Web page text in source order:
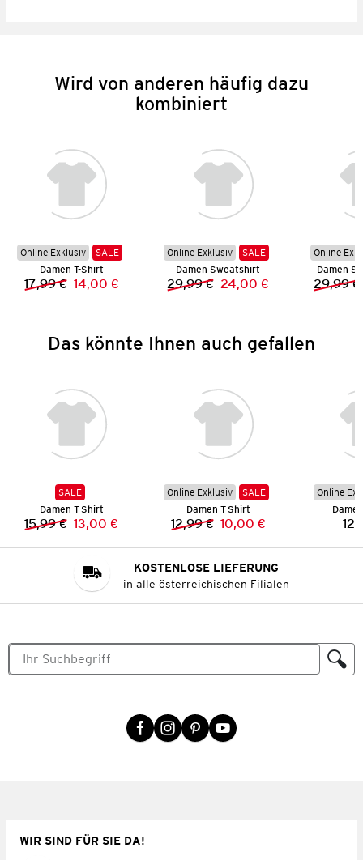
Wird von anderen häufig dazu
kombiniert
Online Exklusiv
SALE
Damen T-Shirt
Vorheriger Preis:
17,99 € Neuer Preis:
14,00 €
Online Exklusiv
SALE
Damen Sweatshirt
Vorheriger Preis:
29,99 € Neuer Preis:
24,00 €
Online
Damen
29,99 €
Das könnte Ihnen auch gefallen
SALE
Damen T-Shirt
Vorheriger Preis:
15,99 € Neuer Preis:
13,00 €
Online Exklusiv
SALE
Damen T-Shirt
Vorheriger Preis:
12,99 € Neuer Preis:
10,00 €
Online
KOSTENLOSE LIEFERUNG
in alle österreichischen Filialen
WIR SIND FÜR SIE DA!